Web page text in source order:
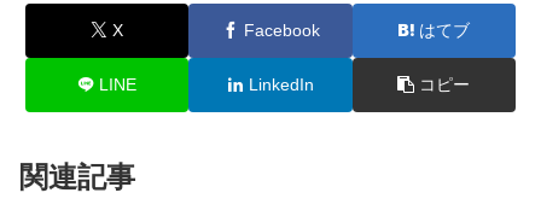
X Facebook はてブ
LINE LinkedIn コピー
関連記事